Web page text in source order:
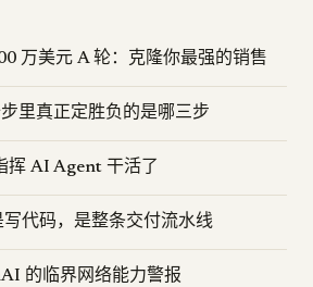
万美元 A 轮：克隆你最强的销售
里真正定胜负的是哪三步
挥 AI Agent 干活了
代码，是整条交付流水线
的临界网络能力警报